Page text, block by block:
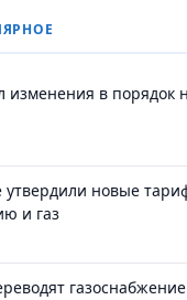
изменения в порядок
утвердили новые
и газ